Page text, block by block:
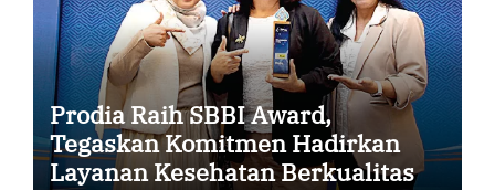
Prodia Raih SBBI Award,
Tegaskan Komitmen Hadirkan
Layanan Kesehatan Berkualitas